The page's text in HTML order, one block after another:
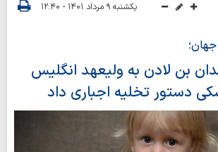
یکشنبه ۹ مرداد ۱۴۰۱ - ۱۲:۴۰
جهان؛
بن لادن به ولیعهد انگلیس
دستور تخلیه اجباری داد